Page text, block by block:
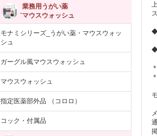
業務用うがい薬
マウスウォッシュ
モナミシリーズ_うがい薬・マウスウォッ
シュ
ガーグル風マウスウォッシュ
マウスウォッシュ
指定医薬部外品 （コロロ）
コック・付属品
◆
◆